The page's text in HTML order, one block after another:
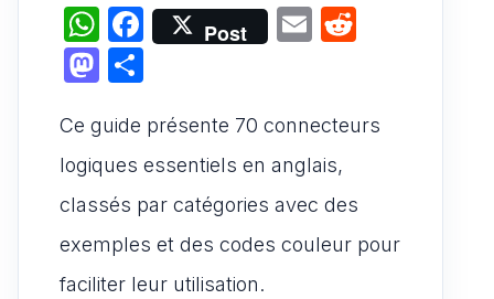
W
h
at
s
A
p
p
F
a
e
b
o
o
k
Post
E
l
di
M
st
o
d
o
n
ta
g
er
Ce guide présente 70 connecteurs
logiques essentiels en anglais,
classés par catégories avec des
exemples et des codes couleur pour
faciliter leur utilisation.